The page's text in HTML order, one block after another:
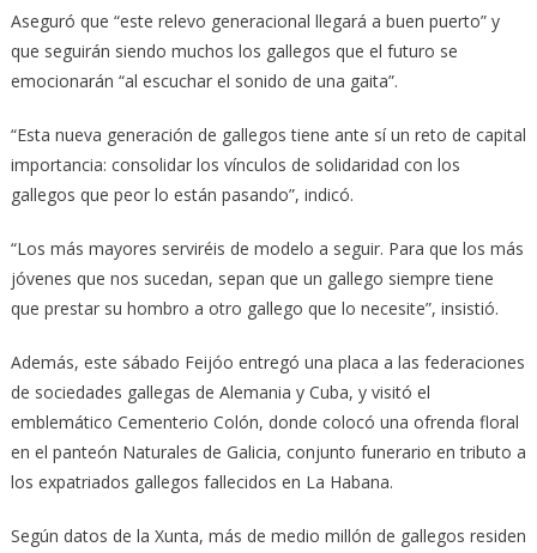
Aseguró que “este relevo generacional llegará a buen puerto” y
que seguirán siendo muchos los gallegos que el futuro se
emocionarán “al escuchar el sonido de una gaita”.
“Esta nueva generación de gallegos tiene ante sí un reto de capital
importancia: consolidar los vínculos de solidaridad con los
gallegos que peor lo están pasando”, indicó.
“Los más mayores serviréis de modelo a seguir. Para que los más
jóvenes que nos sucedan, sepan que un gallego siempre tiene
que prestar su hombro a otro gallego que lo necesite”, insistió.
Además, este sábado Feijóo entregó una placa a las federaciones
de sociedades gallegas de Alemania y Cuba, y visitó el
emblemático Cementerio Colón, donde colocó una ofrenda floral
en el panteón Naturales de Galicia, conjunto funerario en tributo a
los expatriados gallegos fallecidos en La Habana.
Según datos de la Xunta, más de medio millón de gallegos residen